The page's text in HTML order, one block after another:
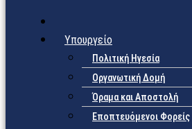
Υπουργείο
Πολιτική Ηγεσία
Οργανωτική Δομή
Όραμα και Αποστολή
Εποπτευόμενοι Φορείς